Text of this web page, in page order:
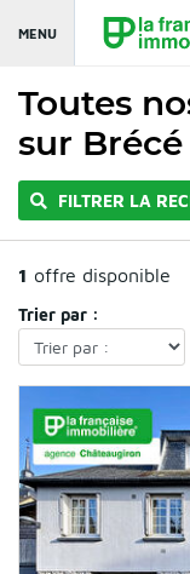
MENU
Toutes
sur Brécé
FILTRER LA
1 offre disponible
Trier par :